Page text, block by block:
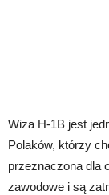
Wiza H-1B jest
Polaków, którzy
przeznaczona dla
zawodowe i są